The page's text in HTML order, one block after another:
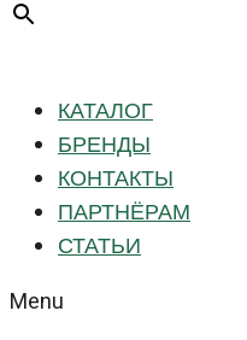
КАТАЛОГ
БРЕНДЫ
КОНТАКТЫ
ПАРТНЁРАМ
СТАТЬИ
Menu